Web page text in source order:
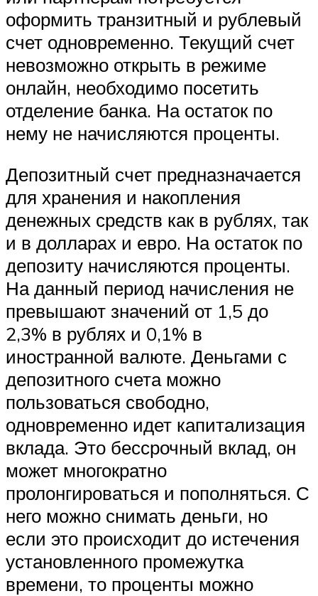
оформить транзитный и рублевый
счет одновременно. Текущий счет
невозможно открыть в режиме
онлайн, необходимо посетить
отделение банка. На остаток по
нему не начисляются проценты.
Депозитный счет предназначается
для хранения и накопления
денежных средств как в рублях, так
и в долларах и евро. На остаток по
депозиту начисляются проценты.
На данный период начисления не
превышают значений от 1,5 до
2,3% в рублях и 0,1% в
иностранной валюте. Деньгами с
депозитного счета можно
пользоваться свободно,
одновременно идет капитализация
вклада. Это бессрочный вклад, он
может многократно
пролонгироваться и пополняться. С
него можно снимать деньги, но
если это происходит до истечения
установленного промежутка
времени, то проценты можно